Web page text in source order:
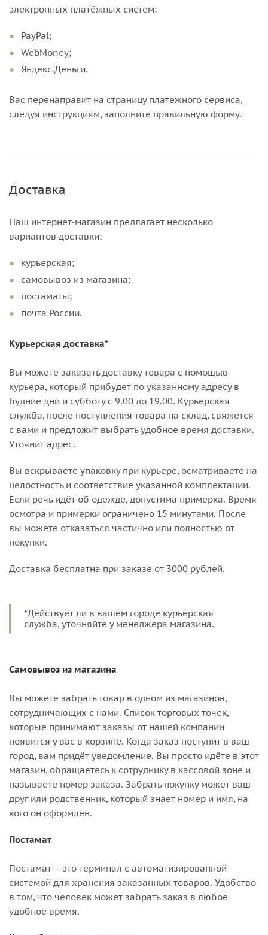
электронных платёжных систем:
PayPal;
WebMoney;
Яндекс.Деньги.
Вас перенаправит на страницу платежного сервиса,
следуя инструкциям, заполните правильную форму.
Доставка
Наш интернет-магазин предлагает несколько
вариантов доставки:
курьерская;
самовывоз из магазина;
постаматы;
почта России.
Курьерская доставка*
Вы можете заказать доставку товара с помощью
курьера, который прибудет по указанному адресу в
будние дни и субботу с 9.00 до 19.00. Курьерская
служба, после поступления товара на склад, свяжется
с вами и предложит выбрать удобное время доставки.
Уточнит адрес.
Вы вскрываете упаковку при курьере, осматриваете на
целостность и соответствие указанной комплектации.
Если речь идёт об одежде, допустима примерка. Время
осмотра и примерки ограничено 15 минутами. После
вы можете отказаться частично или полностью от
покупки.
Доставка бесплатна при заказе от 3000 рублей.
*Действует ли в вашем городе курьерская
служба, уточняйте у менеджера магазина.
Самовывоз из магазина
Вы можете забрать товар в одном из магазинов,
сотрудничающих с нами. Список торговых точек,
которые принимают заказы от нашей компании
появится у вас в корзине. Когда заказ поступит в ваш
город, вам придёт уведомление. Вы просто идёте в этот
магазин, обращаетесь к сотруднику в кассовой зоне и
называете номер заказа. Забрать покупку может ваш
друг или родственник, который знает номер и имя, на
кого он оформлен.
Постамат
Постамат – это терминал с автоматизированной
системой для хранения заказанных товаров. Удобство
в том, что человек может забрать заказ в любое
удобное время.